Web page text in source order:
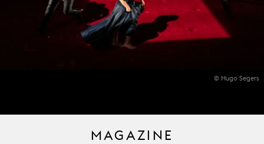
© Hugo Segers
MAGAZINE